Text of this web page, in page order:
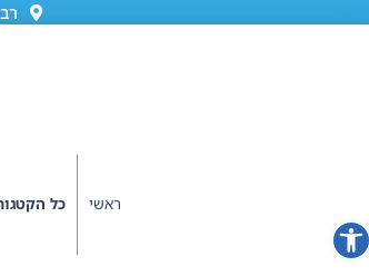
רבי
ראשי כל
פתח סרגל נגישות